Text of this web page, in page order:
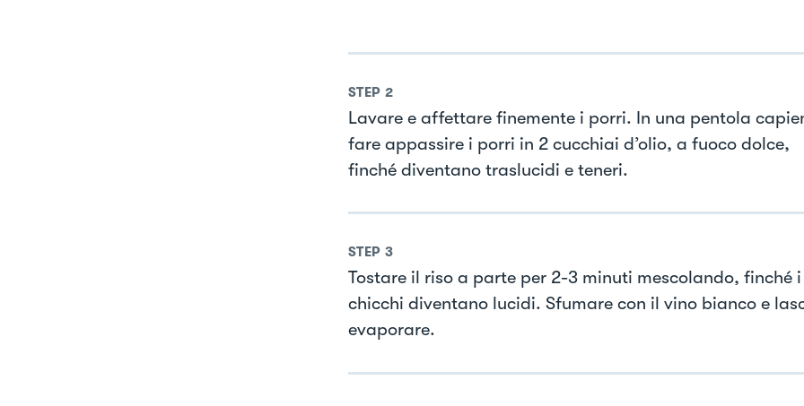
STEP 2
Lavare e affettare finemente i porri. In una pentola
fare appassire i porri in 2 cucchiai d’olio, a fuoco dolce,
finché diventano traslucidi e teneri.
STEP 3
Tostare il riso a parte per 2-3 minuti mescolando, finché i
chicchi diventano lucidi. Sfumare con il vino bianco e
evaporare.